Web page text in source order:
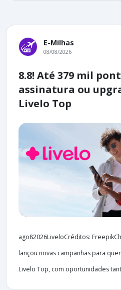
E-Milhas
08/08/2026
8.8! Até 379 mil
assinatura ou
Livelo Top
ago82026LiveloCréditos:
lançou novas campanhas para
Livelo Top, com oportunidades